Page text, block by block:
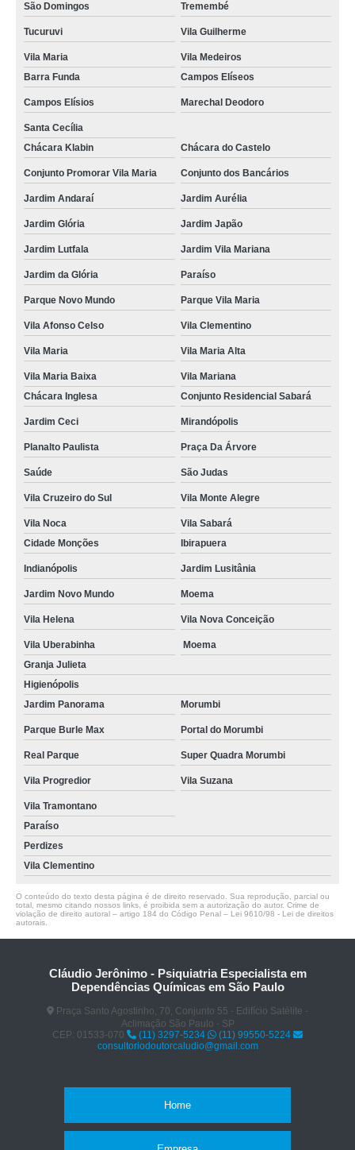
São Domingos Tremembé
Tucuruvi Vila Guilherme
Vila Maria
Vila Medeiros
Barra Funda
Campos Elíseos
Campos Elísios Marechal Deodoro
Santa Cecília
Chácara Klabin
Chácara do Castelo
Conjunto Promorar Vila Maria Conjunto dos Bancários
Jardim Andaraí Jardim Aurélia
Jardim Glória Jardim Japão
Jardim Lutfala Jardim Vila Mariana
Jardim da Glória Paraíso
Parque Novo Mundo Parque Vila Maria
Vila Afonso Celso Vila Clementino
Vila Maria Vila Maria Alta
Vila Maria Baixa
Vila Mariana
Chácara Inglesa
Conjunto Residencial Sabará
Jardim Ceci Mirandópolis
Planalto Paulista Praça Da Árvore
Saúde São Judas
Vila Cruzeiro do Sul Vila Monte Alegre
Vila Noca
Vila Sabará
Cidade Monções
Ibirapuera
Indianópolis Jardim Lusitânia
Jardim Novo Mundo Moema
Vila Helena Vila Nova Conceição
Vila Uberabinha
Moema
Granja Julieta
Higienópolis
Jardim Panorama
Morumbi
Parque Burle Max Portal do Morumbi
Real Parque Super Quadra Morumbi
Vila Progredior Vila Suzana
Vila Tramontano
Paraíso
Perdizes
Vila Clementino
O conteúdo do texto desta página é de direito reservado. Sua reprodução, parcial ou
total, mesmo citando nossos links, é proibida sem a autorização do autor. Crime de
violação de direito autoral – artigo 184 do Código Penal – Lei 9610/98 - Lei de direitos
autorais
Cláudio Jerônimo - Psiquiatria Especialista em
Dependências Químicas em São Paulo
Praça Santo Agostinho, 70, Conjunto 55 - Edifício Satélite -
Aclimação São Paulo - SP
CEP: 01533-070
(11) 3297-5234
(11) 99550-5224
consultoriodoutorcaludio@gmail.com
Home